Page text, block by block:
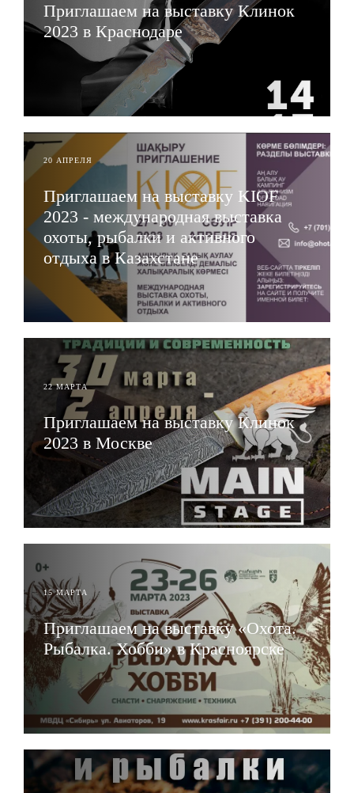
Приглашаем на выставку Клинок
2023 в Краснодаре
ЧИТАТЬ
20 АПРЕЛЯ
Приглашаем на выставку KIOF
2023 - международная выставка
охоты, рыбалки и активного
отдыха в Казахстане
ЧИТАТЬ
22 МАРТА
Приглашаем на выставку Клинок
2023 в Москве
ЧИТАТЬ
15 МАРТА
Приглашаем на выставку «Охота.
Рыбалка. Хобби» в Красноярске
ЧИТАТЬ